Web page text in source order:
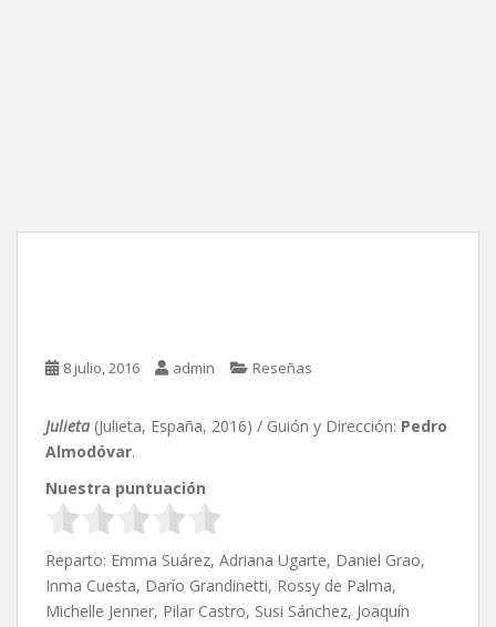
8 julio, 2016 admin Reseñas
Julieta (Julieta, España, 2016) / Guión y Dirección: Pedro
Almodóvar.
Nuestra puntuación
Reparto: Emma Suárez, Adriana Ugarte, Daniel Grao,
Inma Cuesta, Darío Grandinetti, Rossy de Palma,
Michelle Jenner, Pilar Castro, Susi Sánchez, Joaquín